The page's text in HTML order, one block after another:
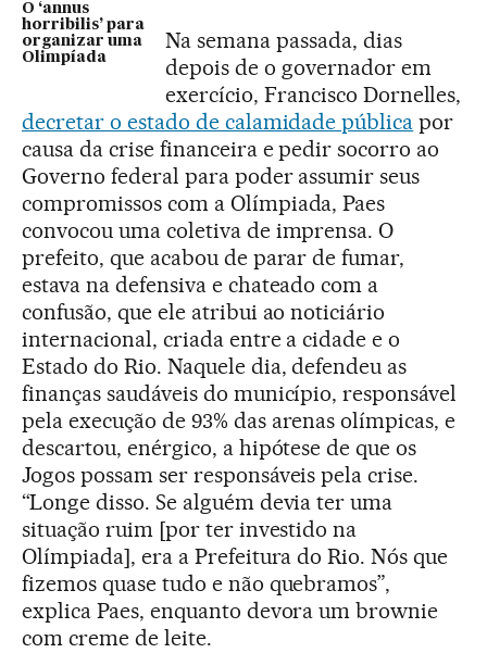
O ‘annus
horribilis’ para
organizar uma
Olimpíada
Na semana passada, dias
depois de o governador em
exercício, Francisco Dornelles,
decretar o estado de calamidade pública por
causa da crise financeira e pedir socorro ao
Governo federal para poder assumir seus
compromissos com a Olímpiada, Paes
convocou uma coletiva de imprensa. O
prefeito, que acabou de parar de fumar,
estava na defensiva e chateado com a
confusão, que ele atribui ao noticiário
internacional, criada entre a cidade e o
Estado do Rio. Naquele dia, defendeu as
finanças saudáveis do município, responsável
pela execução de 93% das arenas olímpicas, e
descartou, enérgico, a hipótese de que os
Jogos possam ser responsáveis pela crise.
“Longe disso. Se alguém devia ter uma
situação ruim [por ter investido na
Olímpiada], era a Prefeitura do Rio. Nós que
fizemos quase tudo e não quebramos”,
explica Paes, enquanto devora um brownie
com creme de leite.